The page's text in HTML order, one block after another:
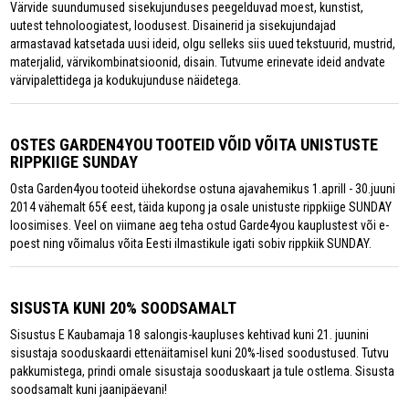
Värvide suundumused sisekujunduses peegelduvad moest, kunstist,
uutest tehnoloogiatest, loodusest. Disainerid ja sisekujundajad
armastavad katsetada uusi ideid, olgu selleks siis uued tekstuurid, mustrid,
materjalid, värvikombinatsioonid, disain. Tutvume erinevate ideid andvate
värvipalettidega ja kodukujunduse näidetega.
OSTES GARDEN4YOU TOOTEID VÕID VÕITA UNISTUSTE
RIPPKIIGE SUNDAY
Osta Garden4you tooteid ühekordse ostuna ajavahemikus 1.aprill - 30.juuni
2014 vähemalt 65€ eest, täida kupong ja osale unistuste rippkiige SUNDAY
loosimises. Veel on viimane aeg teha ostud Garde4you kauplustest või e-
poest ning võimalus võita Eesti ilmastikule igati sobiv rippkiik SUNDAY.
SISUSTA KUNI 20% SOODSAMALT
Sisustus E Kaubamaja 18 salongis-kaupluses kehtivad kuni 21. juunini
sisustaja sooduskaardi ettenäitamisel kuni 20%-lised soodustused. Tutvu
pakkumistega, prindi omale sisustaja sooduskaart ja tule ostlema. Sisusta
soodsamalt kuni jaanipäevani!